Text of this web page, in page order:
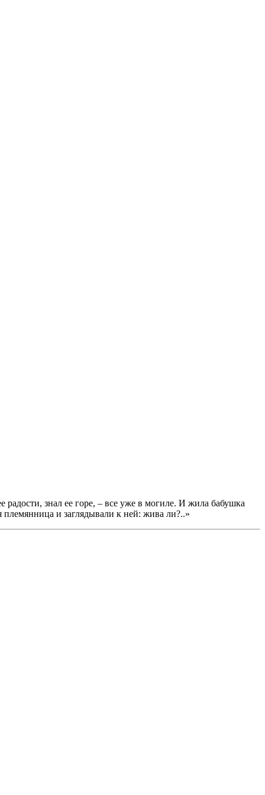
радости, знал ее горе, – все уже в могиле. И жила бабушка
и заглядывали к ней: жива ли?..»